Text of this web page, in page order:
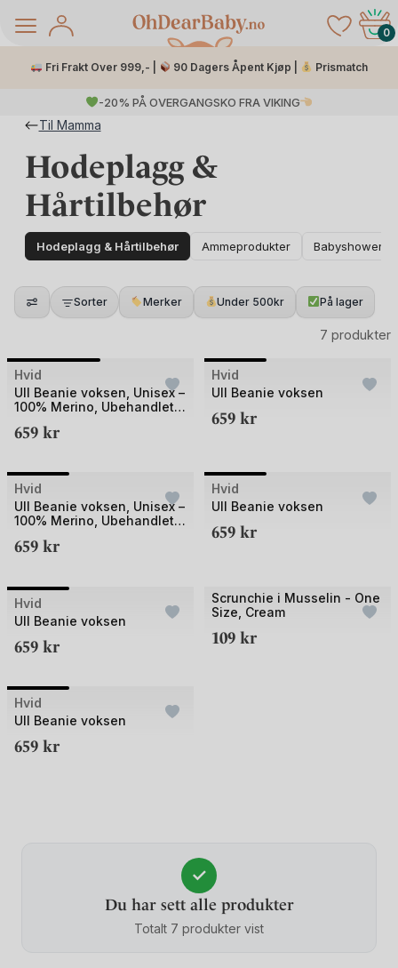
0
Fri Frakt Over 999,- | 90 Dagers Åpent Kjøp | Prismatch
-20% PÅ OVERGANGSKO FRA VIKING
Salg
Til Mamma
Hodeplagg &
Hårtilbehør
Hodeplagg & Hårtilbehør Ammeprodukter Babyshower
Sorter Merker Under 500kr På lager
7 produkter
Bilde
av
Hvid
Ull Beanie voksen, Unisex –
100% Merino, Ubehandlet |
659 kr
Bilde
av
Hvid
Ull Beanie voksen
659 kr
Bilde
av
Hvid
Ull Beanie voksen, Unisex –
100% Merino, Ubehandlet |
659 kr
Bilde
av
Hvid
Ull Beanie voksen
659 kr
UTSOLGT
Bilde
av
Hvid
Ull Beanie voksen
659 kr
UTSOLGT
Scrunchie i Musselin - One
Size, Cream
109 kr
UTSOLGT
Bilde
av
Hvid
Ull Beanie voksen
659 kr
✓
Du har sett alle produkter
Totalt 7 produkter vist